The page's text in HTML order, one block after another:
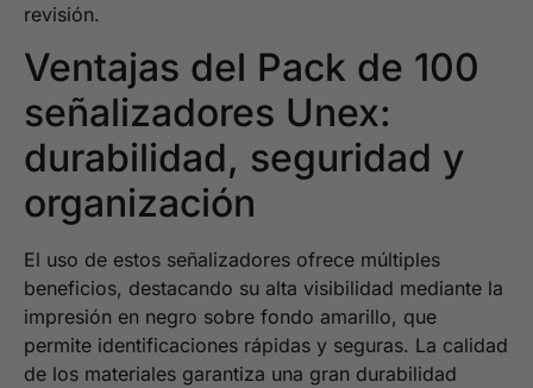
revisión.
Ventajas del Pack de 100
señalizadores Unex:
durabilidad, seguridad y
organización
El uso de estos señalizadores ofrece múltiples
beneficios, destacando su alta visibilidad mediante la
impresión en negro sobre fondo amarillo, que
permite identificaciones rápidas y seguras. La calidad
de los materiales garantiza una gran durabilidad